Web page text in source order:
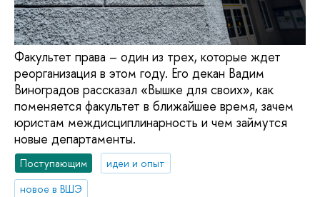
Факультет права – один из трех, которые ждет
реорганизация в этом году. Его декан Вадим
Виноградов рассказал «Вышке для своих», как
поменяется факультет в ближайшее время, зачем
юристам междисциплинарность и чем займутся
новые департаменты.
Поступающим
идеи и опыт
новое в ВШЭ